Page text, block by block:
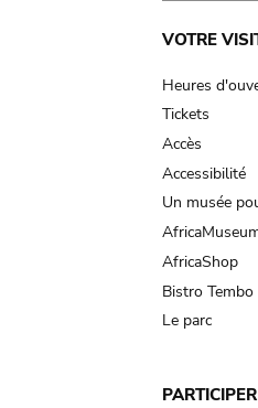
Main
VOTRE
Heures
Tickets
Accès
Accessibilité
Un musée
AfricaShop
Bistro Tembo
Le parc
PARTICIPER